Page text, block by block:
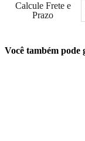
Calcule Frete e
Prazo
Você também pode